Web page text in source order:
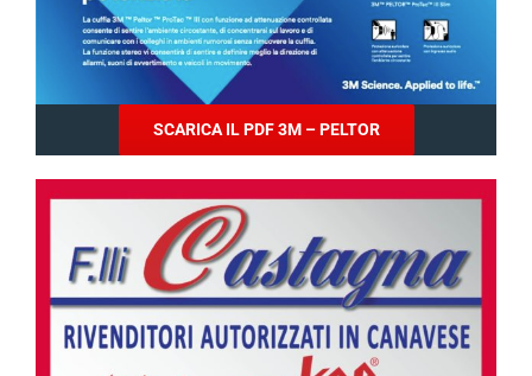
SCARICA IL PDF 3M – PELTOR